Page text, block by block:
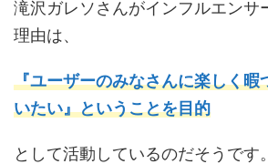
滝沢ガレソさんがインフルエンサ
理由は、
『ユーザーのみなさんに楽しく暇
いたい』ということを目的
として活動しているのだそうです。